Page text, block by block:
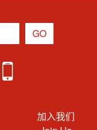
加入我们